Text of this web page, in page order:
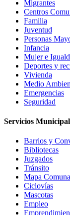
Migrantes
Centros
Familia
Juventud
Personas
Infancia
Mujer e
Deportes y
Vivienda
Medio
Emergencias
Seguridad
Servicios
Barrios y
Bibliotecas
Juzgados
Tránsito
Mapa
Ciclovías
Mascotas
Empleo